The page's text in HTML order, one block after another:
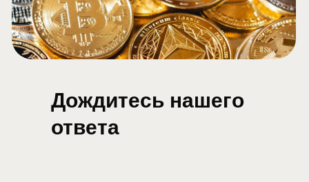
Дождитесь нашего
ответа